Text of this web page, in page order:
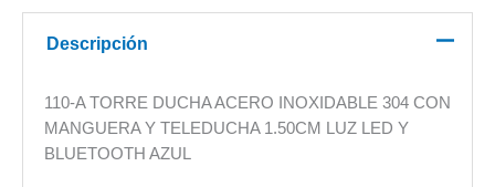
Descripción
110-A TORRE DUCHA ACERO INOXIDABLE 304 CON
MANGUERA Y TELEDUCHA 1.50CM LUZ LED Y
BLUETOOTH AZUL